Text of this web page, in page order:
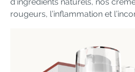
rougeurs, l’inflammation et